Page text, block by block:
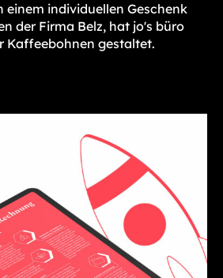
einem individuellen Geschenk
der Firma Belz, hat jo's büro
Kaffeebohnen gestaltet.